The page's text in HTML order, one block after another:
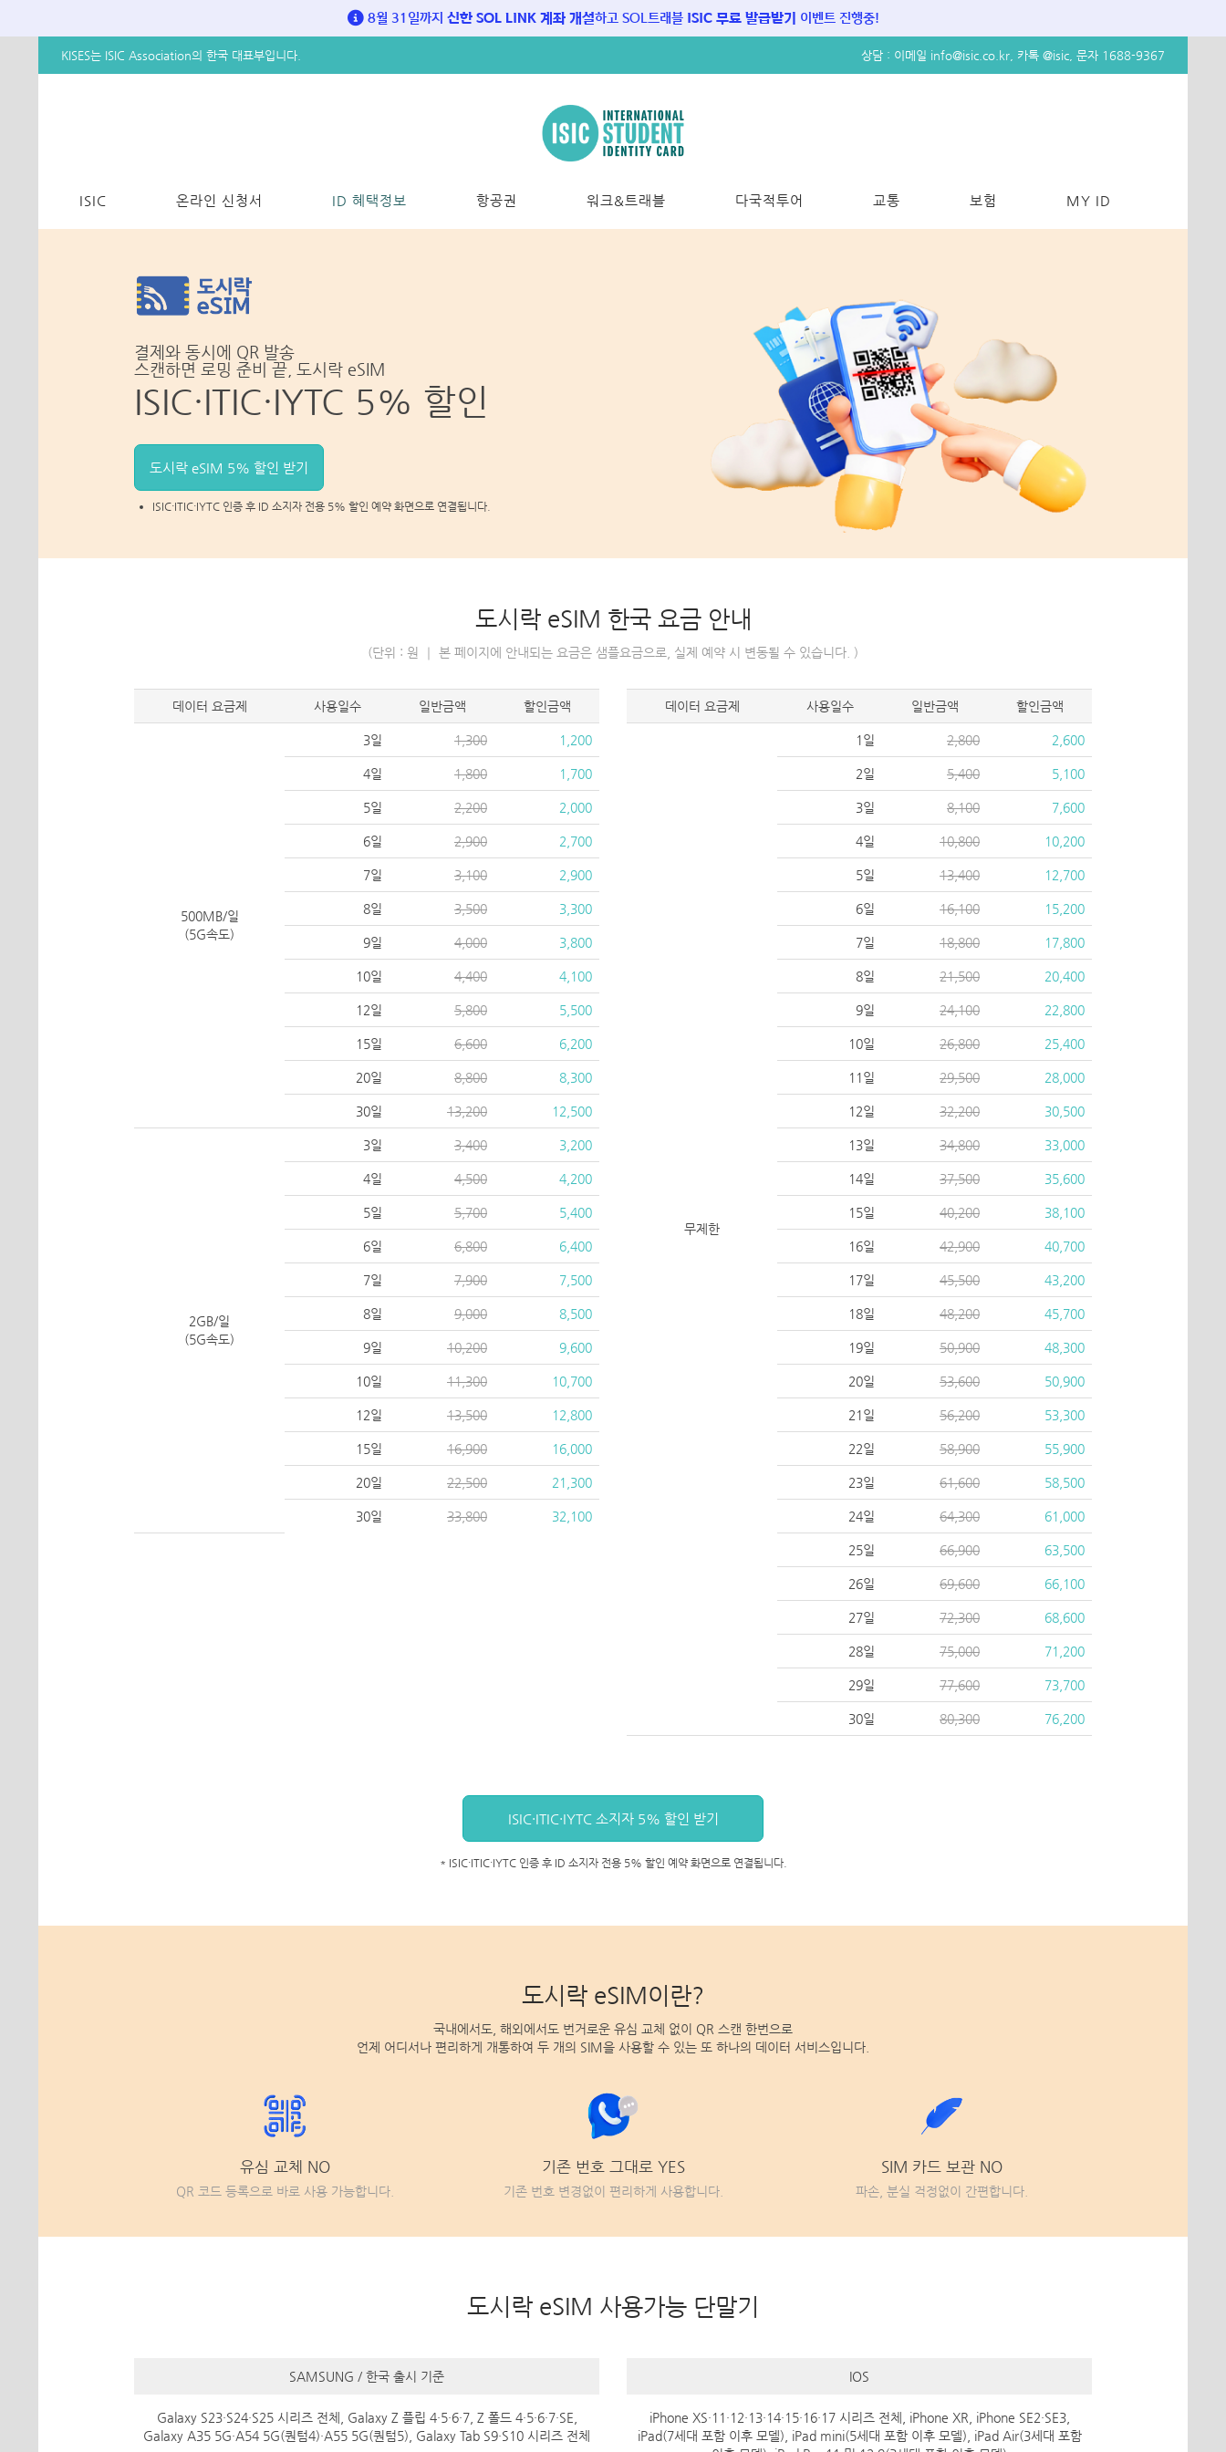
8월 31일까지 신한 SOL LINK 계좌 개설하고 SOL트래블 ISIC 무료 발급받기 이벤트 진행중!
KISES는 ISIC Association의 한국 대표부입니다. 상담 : 이메일 info@isic.co.kr, 카톡 @isic, 문자 1688-9367
ISIC 온라인 신청서 ID 혜택정보 항공권 워크&트래블 다국적투어 교통 보험 MY ID
결제와 동시에 QR 발송
스캔하면 로밍 준비 끝, 도시락 eSIM
ISIC·ITIC·IYTC 5% 할인
도시락 eSIM 5% 할인 받기
ISIC·ITIC·IYTC 인증 후 ID 소지자 전용 5% 할인 예약 화면으로 연결됩니다.
도시락 eSIM 한국 요금 안내
(단위 : 원 ｜ 본 페이지에 안내되는 요금은 샘플요금으로, 실제 예약 시 변동될 수 있습니다. )
데이터 요금제 사용일수 일반금액 할인금액
500MB/일
(5G속도)
3일 1,300 1,200
4일 1,800 1,700
5일 2,200 2,000
6일 2,900 2,700
7일 3,100 2,900
8일 3,500 3,300
9일 4,000 3,800
10일 4,400 4,100
12일 5,800 5,500
15일 6,600 6,200
20일 8,800 8,300
30일 13,200 12,500
2GB/일
(5G속도)
3일 3,400 3,200
4일 4,500 4,200
5일 5,700 5,400
6일 6,800 6,400
7일 7,900 7,500
8일 9,000 8,500
9일 10,200 9,600
10일 11,300 10,700
12일 13,500 12,800
15일 16,900 16,000
20일 22,500 21,300
30일 33,800 32,100
데이터 요금제 사용일수 일반금액 할인금액
무제한
1일 2,800 2,600
2일 5,400 5,100
3일 8,100 7,600
4일 10,800 10,200
5일 13,400 12,700
6일 16,100 15,200
7일 18,800 17,800
8일 21,500 20,400
9일 24,100 22,800
10일 26,800 25,400
11일 29,500 28,000
12일 32,200 30,500
13일 34,800 33,000
14일 37,500 35,600
15일 40,200 38,100
16일 42,900 40,700
17일 45,500 43,200
18일 48,200 45,700
19일 50,900 48,300
20일 53,600 50,900
21일 56,200 53,300
22일 58,900 55,900
23일 61,600 58,500
24일 64,300 61,000
25일 66,900 63,500
26일 69,600 66,100
27일 72,300 68,600
28일 75,000 71,200
29일 77,600 73,700
30일 80,300 76,200
ISIC·ITIC·IYTC 소지자 5% 할인 받기
* ISIC·ITIC·IYTC 인증 후 ID 소지자 전용 5% 할인 예약 화면으로 연결됩니다.
도시락 eSIM이란?
국내에서도, 해외에서도 번거로운 유심 교체 없이 QR 스캔 한번으로
언제 어디서나 편리하게 개통하여 두 개의 SIM을 사용할 수 있는 또 하나의 데이터 서비스입니다.
유심 교체 NO
QR 코드 등록으로 바로 사용 가능합니다.
기존 번호 그대로 YES
기존 번호 변경없이 편리하게 사용합니다.
SIM 카드 보관 NO
파손, 분실 걱정없이 간편합니다.
도시락 eSIM 사용가능 단말기
SAMSUNG / 한국 출시 기준
Galaxy S23·S24·S25 시리즈 전체, Galaxy Z 플립 4·5·6·7, Z 폴드 4·5·6·7·SE,
Galaxy A35 5G·A54 5G(퀀텀4)·A55 5G(퀀텀5), Galaxy Tab S9·S10 시리즈 전체
IOS
iPhone XS·11·12·13·14·15·16·17 시리즈 전체, iPhone XR, iPhone SE2·SE3,
iPad(7세대 포함 이후 모델), iPad mini(5세대 포함 이후 모델), iPad Air(3세대 포함